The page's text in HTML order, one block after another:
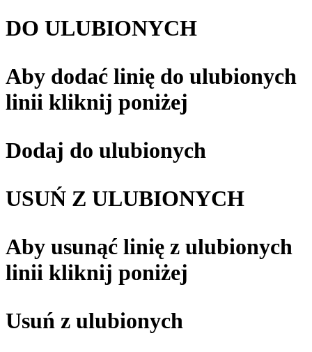
DO ULUBIONYCH
Aby dodać linię do ulubionych
linii kliknij poniżej
Dodaj do ulubionych
USUŃ Z ULUBIONYCH
Aby usunąć linię z ulubionych
linii kliknij poniżej
Usuń z ulubionych